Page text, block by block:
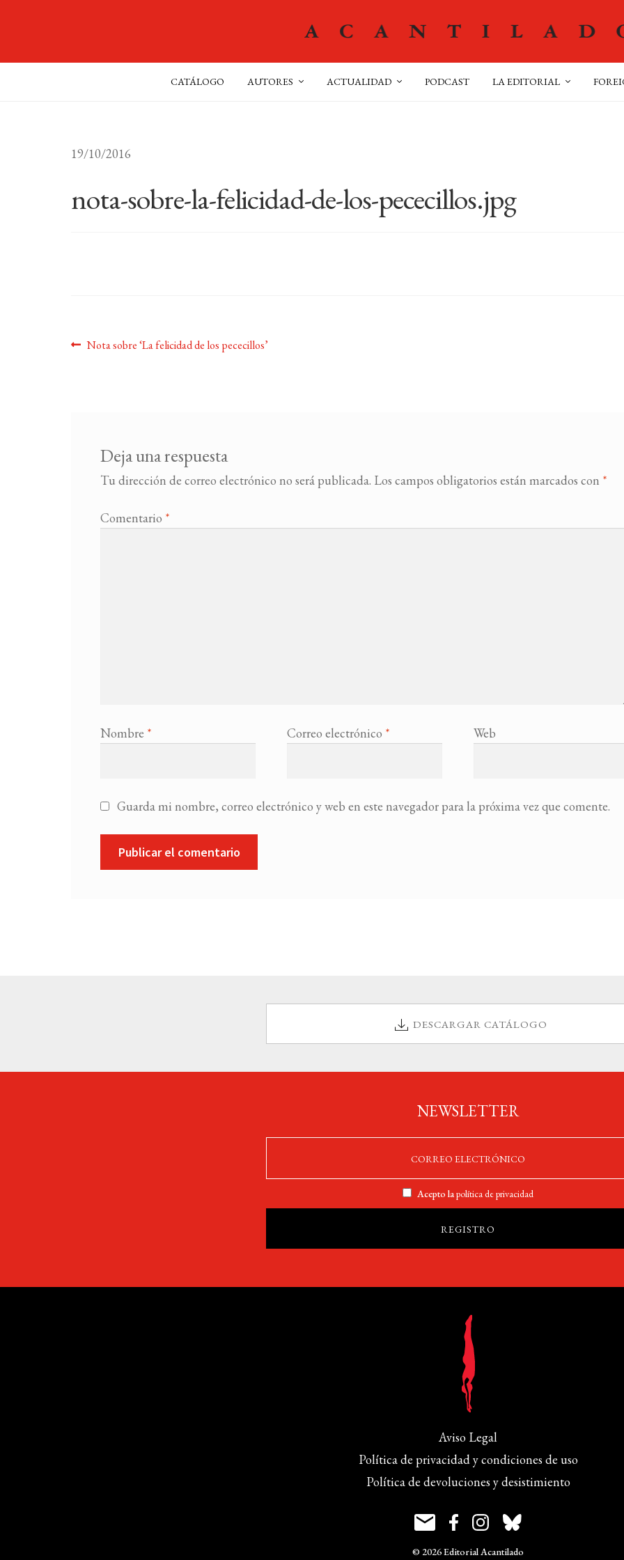
CATÁLOGO AUTORES ACTUALIDAD PODCAST LA EDITORIAL
19/10/2016
nota-sobre-la-felicidad-de-los-pececillos.jpg
Navegación
Anterior:
Nota sobre ‘La felicidad de los pececillos’
Deja una respuesta
Tu dirección de correo electrónico no será publicada. Los campos obligatorios están marcados con *
Comentario *
Nombre * Correo electrónico * Web
Guarda mi nombre, correo electrónico y web en este navegador para la próxima vez que comente.
DESCARGAR CATÁLOGO
NEWSLETTER
Acepto lapolítica de privacidad
Aviso Legal
Política de privacidad y condiciones de uso
Política de devoluciones y desistimiento
© 2026 Editorial Acantilado